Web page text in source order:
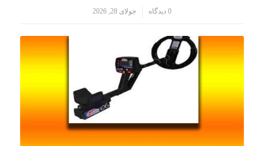
0 دیدگاه جولای 28, 2026